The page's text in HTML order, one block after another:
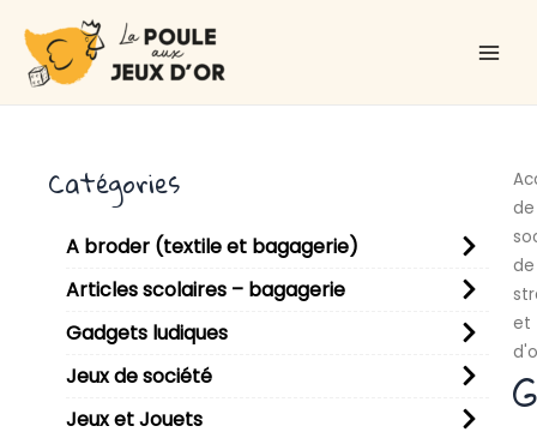
contenu
Catégories
A broder (textile et bagagerie)
Articles scolaires – bagagerie
Gadgets ludiques
Jeux de société
Jeux et Jouets
de
de
et